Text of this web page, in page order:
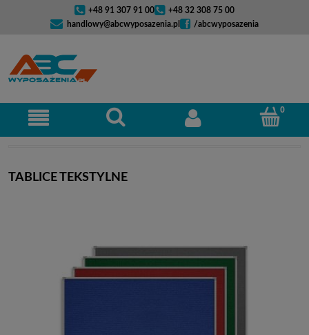
+48 91 307 91 00
+48 32 308 75 00
handlowy@abcwyposazenia.pl
/abcwyposazenia
TABLICE TEKSTYLNE